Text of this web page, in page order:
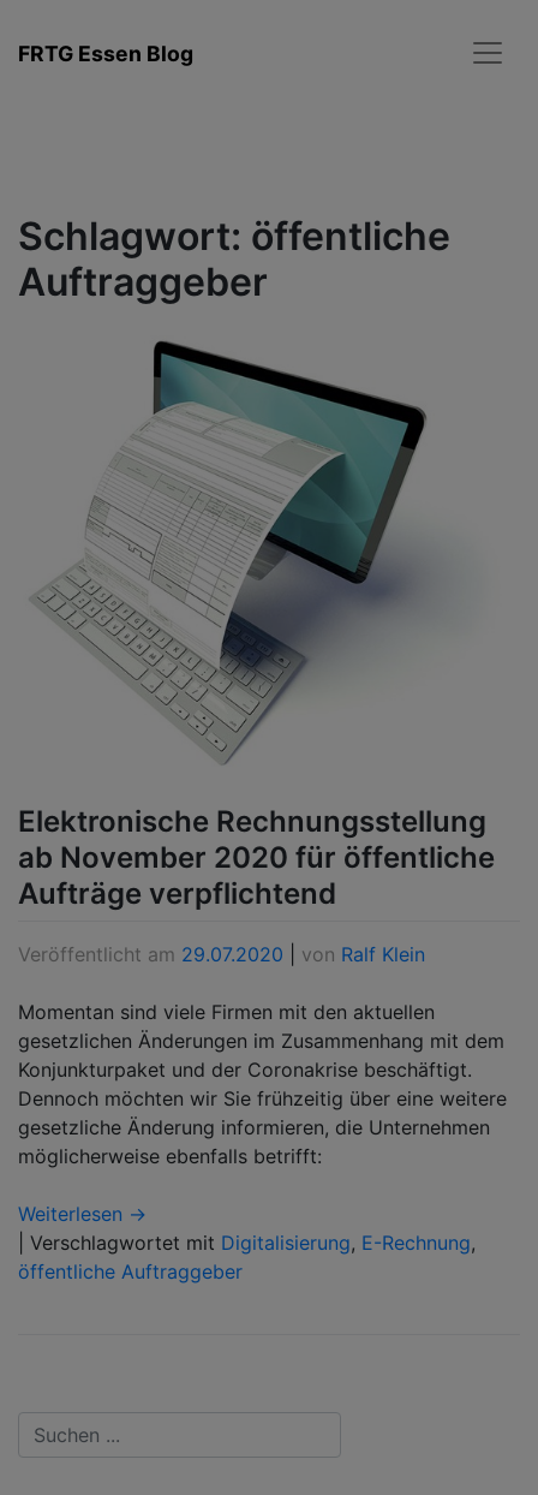
Inhalt
FRTG Essen Blog
Schlagwort: öffentliche
Auftraggeber
Elektronische Rechnungsstellung
ab November 2020 für öffentliche
Aufträge verpflichtend
Veröffentlicht am 29.07.2020 von Ralf Klein
Momentan sind viele Firmen mit den aktuellen
gesetzlichen Änderungen im Zusammenhang mit dem
Konjunkturpaket und der Coronakrise beschäftigt.
Dennoch möchten wir Sie frühzeitig über eine weitere
gesetzliche Änderung informieren, die Unternehmen
möglicherweise ebenfalls betrifft:
Weiterlesen →
Verschlagwortet mit Digitalisierung, E-Rechnung,
öffentliche Auftraggeber